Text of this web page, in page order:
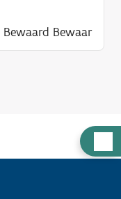
u
Bewaard Bewaar